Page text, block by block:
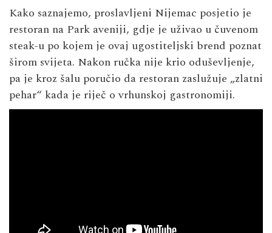
Kako saznajemo, proslavljeni Nijemac posjetio je
restoran na Park aveniji, gdje je uživao u čuvenom
steak-u po kojem je ovaj ugostiteljski brend poznat
širom svijeta. Nakon ručka nije krio oduševljenje,
pa je kroz šalu poručio da restoran zaslužuje „zlatni
pehar“ kada je riječ o vrhunskoj gastronomiji.